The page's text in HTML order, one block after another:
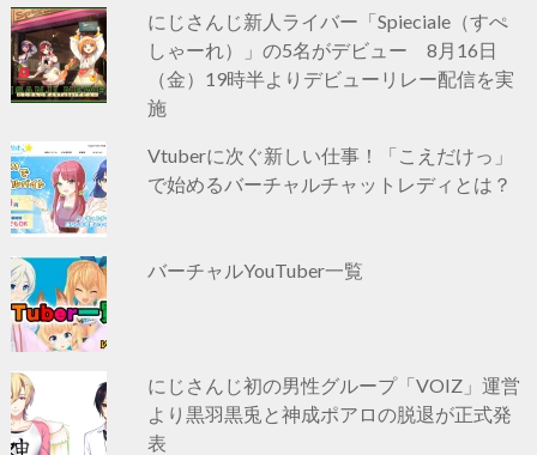
にじさんじ新人ライバー「Spieciale（すぺ
しゃーれ）」の5名がデビュー 8月16日
（金）19時半よりデビューリレー配信を実
施
Vtuberに次ぐ新しい仕事！「こえだけっ」
で始めるバーチャルチャットレディとは？
バーチャルYouTuber一覧
にじさんじ初の男性グループ「VOIZ」運営
より黒羽黒兎と神成ポアロの脱退が正式発
表